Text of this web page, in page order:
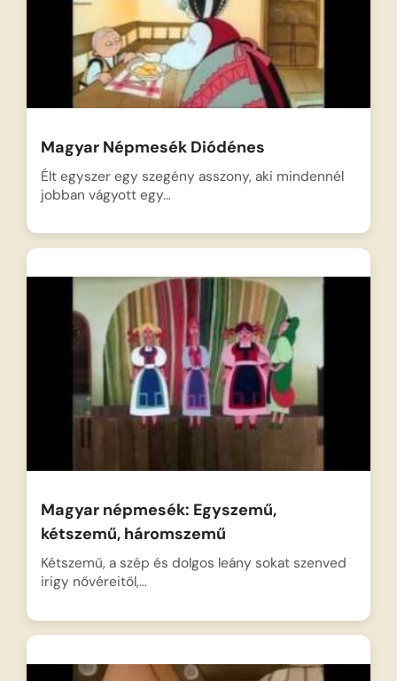
Magyar Népmesék Diódénes
Élt egyszer egy szegény asszony, aki mindennél
jobban vágyott egy…
Magyar népmesék: Egyszemű,
kétszemű, háromszemű
Kétszemű, a szép és dolgos leány sokat szenved
irigy nővéreitől,…